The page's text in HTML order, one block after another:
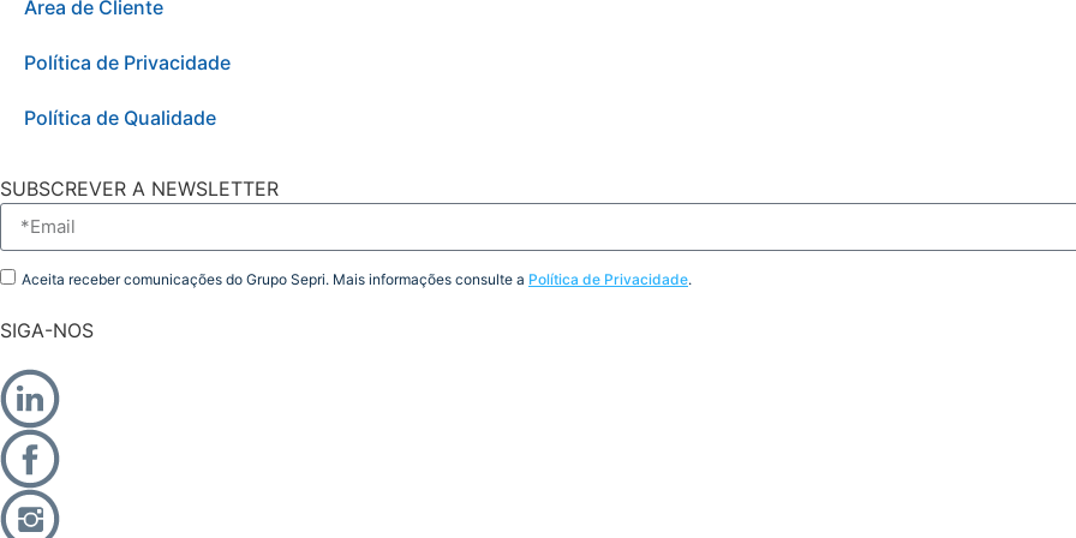
Área de Cliente
Política de Privacidade
Política de Qualidade
SUBSCREVER A NEWSLETTER
Aceita receber comunicações do Grupo Sepri. Mais informações consulte a Política de Privacidade.
SIGA-NOS